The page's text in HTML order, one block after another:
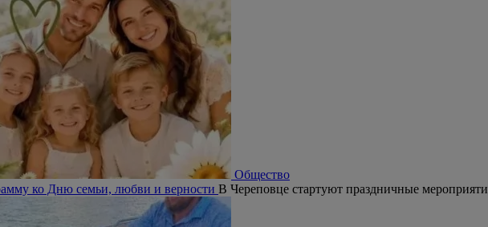
Общество
ко Дню семьи, любви и верности В Череповце стартуют праздничные